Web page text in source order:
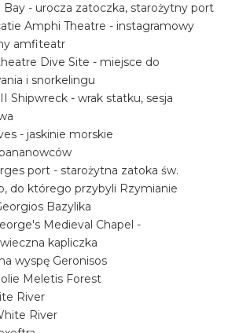
Bay - urocza zatoczka, starożytny port
Amphi Theatre - instagramowy
amfiteatr
Dive Site - miejsce do
i snorkelingu
Shipwreck - wrak statku, sesja
- jaskinie morskie
port - starożytna zatoka św.
do którego przybyli Rzymianie
Bazylika
Medieval Chapel -
kapliczka
wyspę Geronisos
Meletis Forest
River
River